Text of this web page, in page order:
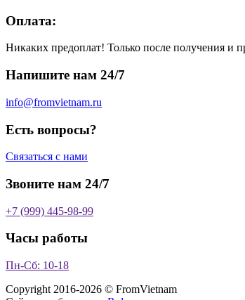
Оплата:
Никаких предоплат! Только после получения и
Напишите нам 24/7
info@fromvietnam.ru
Есть вопросы?
Связаться с нами
Звоните нам 24/7
+7 (999) 445-98-99
Часы работы
Пн-Сб: 10-18
Copyright 2016-2026 © FromVietnam